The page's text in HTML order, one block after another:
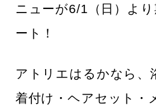
ニューが6/1（日）よ
ート！
アトリエはるかなら、
着付け・ヘアセット・